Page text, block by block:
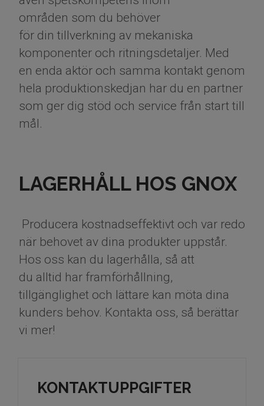
områden som du behöver
för din tillverkning av mekaniska
komponenter och ritningsdetaljer. Med
en enda aktör och samma kontakt genom
hela produktionskedjan har du en partner
som ger dig stöd och service från start till
mål.
LAGERHÅLL HOS GNOX
Producera kostnadseffektivt och var redo
när behovet av dina produkter uppstår.
Hos oss kan du lagerhålla, så att
du alltid har framförhållning,
tillgänglighet och lättare kan möta dina
kunders behov. Kontakta oss, så berättar
vi mer!
KONTAKTUPPGIFTER